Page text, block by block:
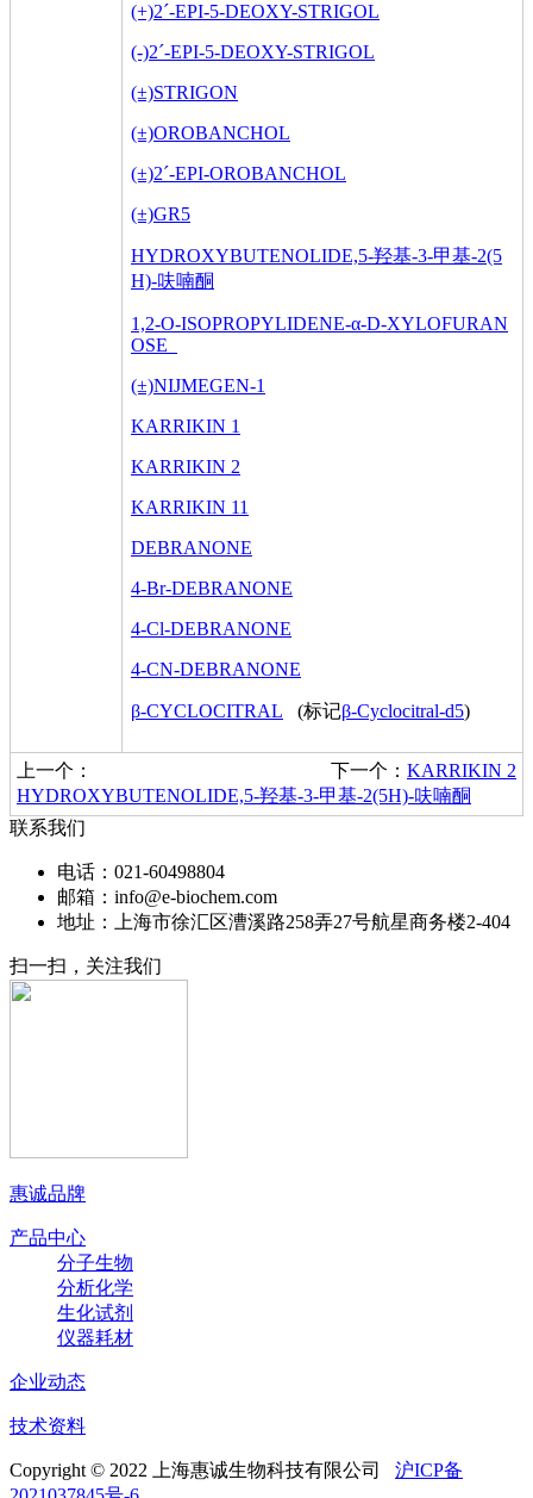
(+)2´-EPI-5-DEOXY-STRIGOL
(-)2´-EPI-5-DEOXY-STRIGOL
(±)STRIGON
(±)OROBANCHOL
(±)2´-EPI-OROBANCHOL
(±)GR5
HYDROXYBUTENOLIDE,5-羟基-3-甲基-2(5
H)-呋喃酮
1,2-O-ISOPROPYLIDENE-α-D-XYLOFURAN
OSE
(±)NIJMEGEN-1
KARRIKIN 1
KARRIKIN 2
KARRIKIN 11
DEBRANONE
4-Br-DEBRANONE
4-Cl-DEBRANONE
4-CN-DEBRANONE
β-CYCLOCITRAL (标记β-Cyclocitral-d5)
下一个： KARRIKIN 2
上一个：
HYDROXYBUTENOLIDE,5-羟基-3-甲基-2(5H)-呋喃酮
联系我们
电话：021-60498804
邮箱：info@e-biochem.com
地址：上海市徐汇区漕溪路258弄27号航星商务楼2-404
扫一扫，关注我们
惠诚品牌
产品中心
分子生物
分析化学
生化试剂
仪器耗材
企业动态
技术资料
Copyright © 2022 上海惠诚生物科技有限公司 沪ICP备